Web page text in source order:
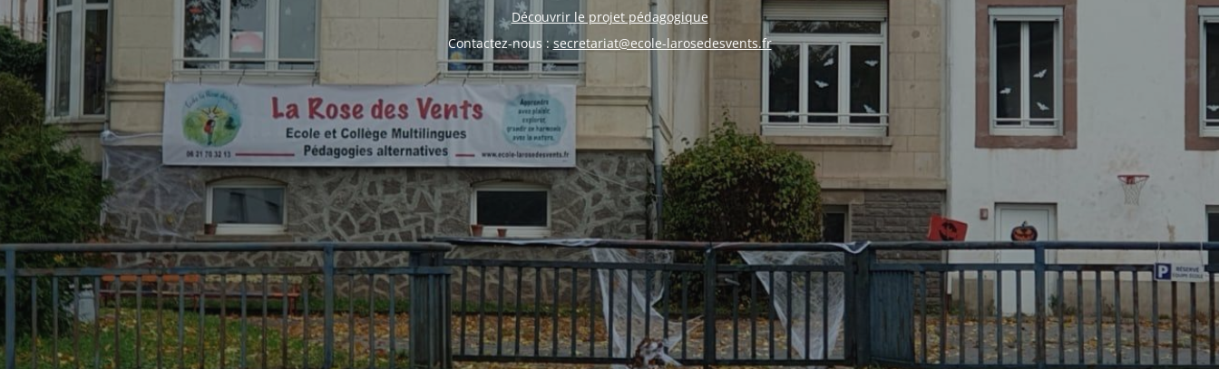
Découvrir le projet pédagogique
Contactez-nous :secretariat@ecole-larosedesvents.fr